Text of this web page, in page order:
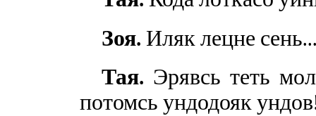
Зоя. Иляк лецне
Тая. Эрявсь теть
потомсь ундодояк